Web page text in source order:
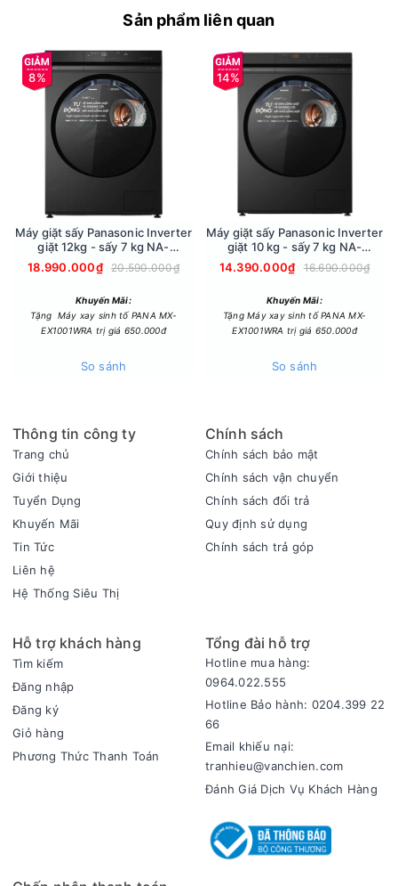
Công suất và diện tích sử dụng
Thiết bị có công suất hút ẩm cực đại lên đến 40 lít/ngày (ở
điều kiện 30°C/80%RH). Với công suất này, máy dễ dàng
kiểm soát độ ẩm trong không gian rộng đến 99m².
cong mềm mại, màu trắng trang nhã, dễ dàng hòa hợp với
mọi không gian nội thất hiện đại.
Dù có khối lượng lớn, máy vẫn được thiết kế tối ưu cho tính di
động: trang bị tay cầm ẩn gọn gàng và bánh xe xoay 360°
giúp di chuyển dễ dàng, cùng với ngăn chứa dây điện ẩn
Bình chứa có dung tích lớn 5 lít và được thiết kế trong suốt,
nước. Bình có nắp đậy kín giúp ngăn nước rò rỉ khi tháo rời.
Bảng điều khiển và các chế độ hoạt động
Máy trang bị bảng điều khiển cảm ứng nhạy có màn hình hiển
thị trực quan, hiển thị các thông số và chế độ hoạt động rõ
Sản phẩm liên quan
8%
Máy giặt sấy Panasonic Inverter
giặt 12kg - sấy 7 kg NA-
S24DW1BVT
18.990.000₫ 20.590.000₫
Khuyến Mãi:
Tặng Máy xay sinh tố PANA MX-
EX1001WRA trị giá 650.000đ
So sánh
14%
Máy giặt sấy Panasonic Inverter
giặt 10 kg - sấy 7 kg NA-
S20DG1BVT
14.390.000₫ 16.690.000₫
Khuyến Mãi:
Tặng Máy xay sinh tố PANA MX-
EX1001WRA trị giá 650.000đ
So sánh
Thông tin công ty
Trang chủ
Giới thiệu
Tuyển Dụng
Khuyến Mãi
Tin Tức
Liên hệ
Hệ Thống Siêu Thị
Chính sách
Chính sách bảo mật
Chính sách vận chuyển
Chính sách đổi trả
Quy định sử dụng
Chính sách trả góp
Hỗ trợ khách hàng
Tìm kiếm
Đăng nhập
Đăng ký
Giỏ hàng
Phương Thức Thanh Toán
Tổng đài hỗ trợ
Hotline mua hàng:
0964.022.555
Hotline Bảo hành: 0204.399 22
66
Email khiếu nại:
tranhieu@vanchien.com
Đánh Giá Dịch Vụ Khách Hàng